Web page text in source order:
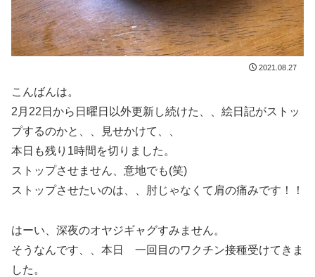
2021.08.27
こんばんは。
2月22日から日曜日以外更新し続けた、、絵日記がストッ
プするのかと、、見せかけて、、
本日も残り1時間を切りました。
ストップさせません、意地でも(笑)
ストップさせたいのは、、肘じゃなくて肩の痛みです！！
はーい、深夜のオヤジギャグすみません。
そうなんです、、本日 一回目のワクチン接種受けてきま
した。